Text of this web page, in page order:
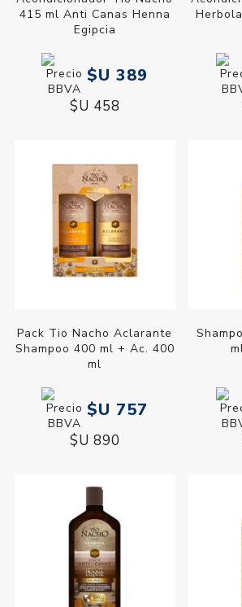
415 ml Anti Canas Henna
Egipcia
$U 389
$U 458
Pack Tio Nacho Aclarante
Shampoo 400 ml + Ac. 400
ml
$U 757
$U 890